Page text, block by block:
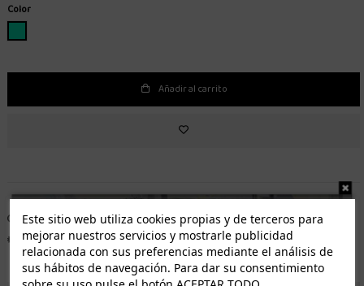
Color
Añadir al carrito
Entrega de 1 a 5 días laborables.
Distribuidor autorizado
Envío gratuito*
Fácil devolución
Este sitio web utiliza cookies propias y de terceros para
mejorar nuestros servicios y mostrarle publicidad
relacionada con sus preferencias mediante el análisis de
sus hábitos de navegación. Para dar su consentimiento